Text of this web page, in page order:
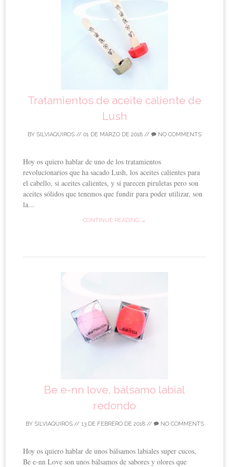
Tratamientos de aceite caliente de
Lush
BY SILVIAQUIROS // 01 DE MARZO DE 2018 // NO COMMENTS
Hoy os quiero hablar de uno de los tratamientos
revolucionarios que ha sacado Lush, los aceites calientes para
el cabello, si aceites calientes, y si parecen piruletas pero son
aceites sólidos que tenemos que fundir para poder utilizar, son
la...
CONTINUE READING →
Be e-nn love, bálsamo labial
redondo
BY SILVIAQUIROS// 13 DE FEBRERO DE 2018// NO COMMENTS
Hoy os quiero hablar de unos bálsamos labiales super cucos,
Be e-nn Love son unos bálsamos de sabores y olores que